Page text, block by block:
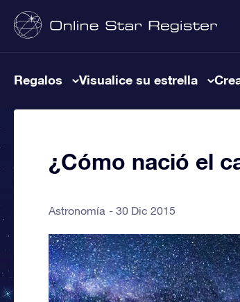
Regalos Visualice su estrella
¿Cómo nació el
Astronomía 30 Dic 2015